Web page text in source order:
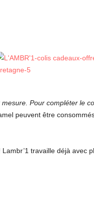
Pour compléter le
peuvent être
travaille déjà avec